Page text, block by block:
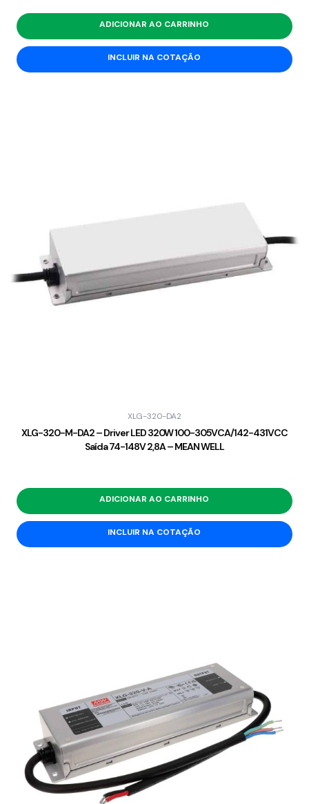
ADICIONAR AO CARRINHO
INCLUIR NA COTAÇÃO
XLG-320-DA2
XLG-320-M-DA2 – Driver LED 320W 100-305VCA/142-431VCC
Saída 74-148V 2,8A – MEAN WELL
ADICIONAR AO CARRINHO
INCLUIR NA COTAÇÃO